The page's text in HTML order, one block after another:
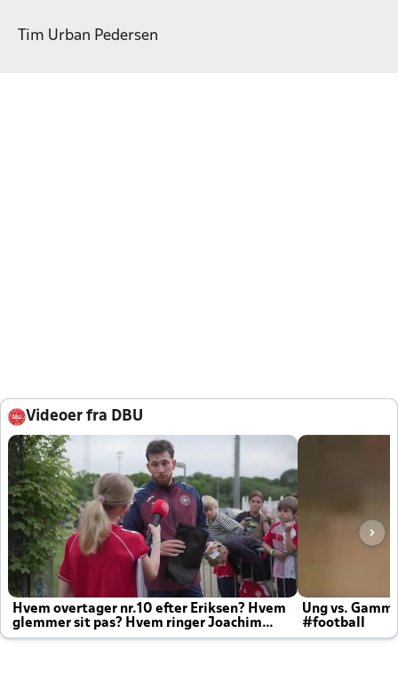
Tim Urban Pedersen
Videoer fra DBU
Hvem overtager nr.10 efter Eriksen? Hvem
glemmer sit pas? Hvem ringer Joachim
altid til efter kampe?
Ung vs.
#football